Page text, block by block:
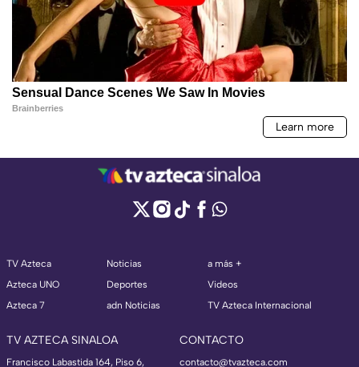
TV Azteca
Azteca UNO
Azteca 7
Noticias
Deportes
adn Noticias
a más +
Videos
TV Azteca Internacional
TV AZTECA SINALOA
Francisco Labastida 164, Piso 6,
CONTACTO
contacto@tvazteca.com